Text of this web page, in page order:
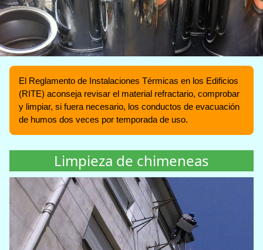
El Reglamento de Instalaciones Térmicas en los Edificios
(RITE) aconseja revisar el material refractario, comprobar
y limpiar, si fuera necesario, los conductos de evacuación
de humos dos veces por temporada de uso.
Limpieza de chimeneas